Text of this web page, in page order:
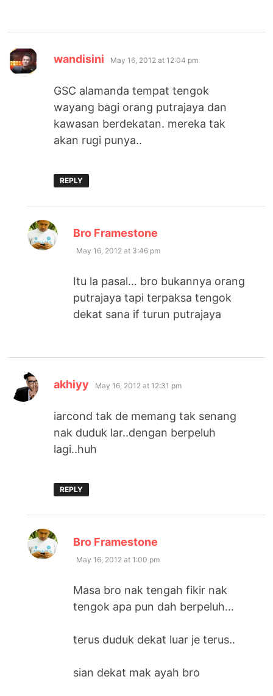
wandisini says:
May 16, 2012 at 12:04 pm
GSC alamanda tempat tengok
wayang bagi orang putrajaya dan
kawasan berdekatan. mereka tak
akan rugi punya..
REPLY
Bro Framestone
May 16, 2012 at 3:46 pm
Itu la pasal… bro bukannya orang
putrajaya tapi terpaksa tengok
dekat sana if turun putrajaya
akhiyy says:
May 16, 2012 at 12:31 pm
iarcond tak de memang tak senang
nak duduk lar..dengan berpeluh
lagi..huh
REPLY
Bro Framestone
May 16, 2012 at 1:00 pm
Masa bro nak tengah fikir nak
tengok apa pun dah berpeluh…
terus duduk dekat luar je terus..
sian dekat mak ayah bro